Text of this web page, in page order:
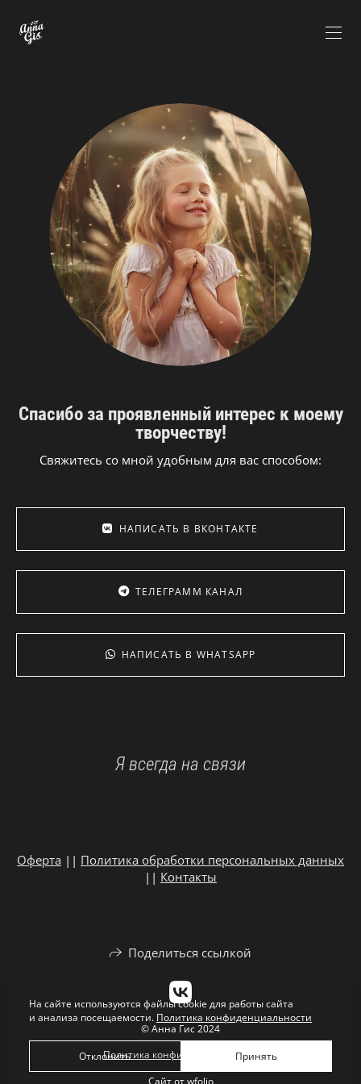
Спасибо за проявленный интерес к моему
творчеству!
Свяжитесь со мной удобным для вас способом:
НАПИСАТЬ В ВКОНТАКТЕ
ТЕЛЕГРАММ КАНАЛ
НАПИСАТЬ В WHATSAPP
Я всегда на связи
Оферта || Политика обработки персональных данных
|| Контакты
Поделиться ссылкой
© Анна Гис 2024
Политика конфиденциальности
Сайт отwfolio
На сайте используются файлы cookie для работы сайта
и анализа посещаемости. Политика конфиденциальности
Отклонить Принять